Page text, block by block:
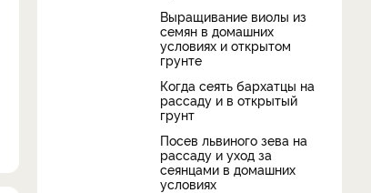
Выращивание виолы из
семян в домашних
условиях и открытом
грунте
Когда сеять бархатцы на
рассаду и в открытый
грунт
Посев львиного зева на
рассаду и уход за
сеянцами в домашних
условиях